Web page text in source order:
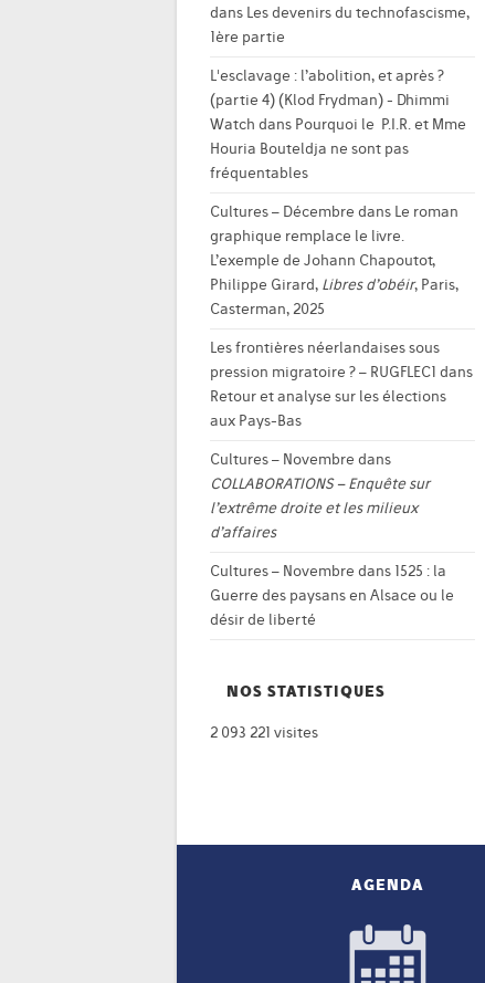
dans Les devenirs du technofascisme,
1ère partie
L'esclavage : l’abolition, et après ?
(partie 4) (Klod Frydman) - Dhimmi
Watch dans Pourquoi le P.I.R. et Mme
Houria Bouteldja ne sont pas
fréquentables
Cultures – Décembre dans Le roman
graphique remplace le livre.
L’exemple de Johann Chapoutot,
Philippe Girard, Libres d’obéir, Paris,
Casterman, 2025
Les frontières néerlandaises sous
pression migratoire ? – RUGFLEC1 dans
Retour et analyse sur les élections
aux Pays-Bas
Cultures – Novembre dans
COLLABORATIONS – Enquête sur
l’extrême droite et les milieux
d’affaires
Cultures – Novembre dans 1525 : la
Guerre des paysans en Alsace ou le
désir de liberté
NOS STATISTIQUES
2 093 221 visites
AGENDA